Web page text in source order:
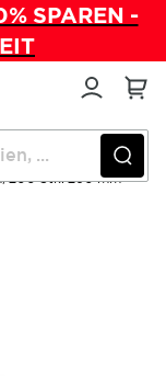
SPAREN -
200 Stk. 260 mm